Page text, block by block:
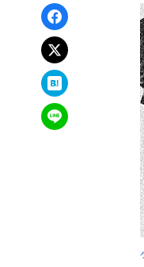
Facebookで
xでポスト
はてなブッ
LINEで送る